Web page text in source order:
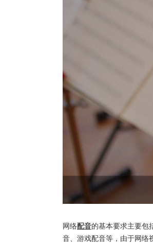
网络配音的基本要求主要包
音、游戏配音等，由于网络